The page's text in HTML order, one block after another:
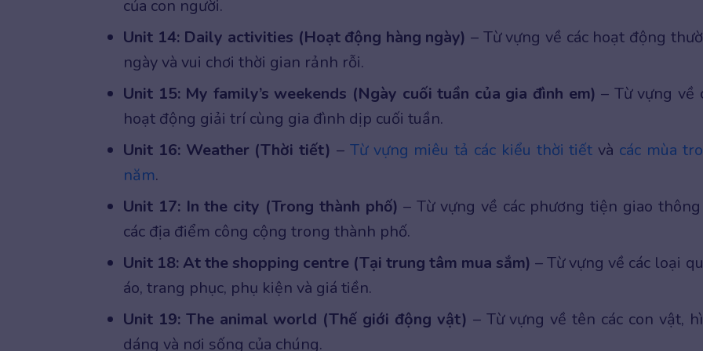
của con người.
Unit 14: Daily activities (Hoạt động hàng ngày) – Từ vựng về các hoạt động
ngày và vui chơi thời gian rảnh rỗi.
Unit 15: My family’s weekends (Ngày cuối tuần của gia đình em) – Từ vựng về
hoạt động giải trí cùng gia đình dịp cuối tuần.
Unit 16: Weather (Thời tiết) – Từ vựng miêu tả các kiểu thời tiết và các mùa
năm.
Unit 17: In the city (Trong thành phố) – Từ vựng về các phương tiện giao
các địa điểm công cộng trong thành phố.
Unit 18: At the shopping centre (Tại trung tâm mua sắm) – Từ vựng về các loại
áo, trang phục, phụ kiện và giá tiền.
Unit 19: The animal world (Thế giới động vật) – Từ vựng về tên các con vật,
dáng và nơi sống của chúng.